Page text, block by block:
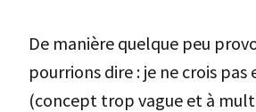
De manière quelque peu
pourrions dire : je ne crois pas
(concept trop vague et à